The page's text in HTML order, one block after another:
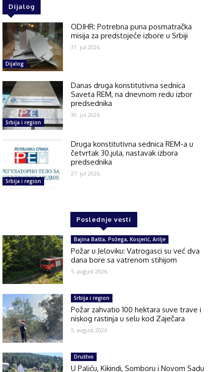
Dijalog
Dijalog
ODIHR: Potrebna puna posmatračka
misija za predstojeće izbore u Srbiji
31. jul 2026.
Srbija i region
Danas druga konstitutivna sednica
Saveta REM, na dnevnom redu izbor
predsednika
30. jul 2026.
Srbija i region
Druga konstitutivna sednica REM-a u
četvrtak 30.jula, nastavak izbora
predsednika
27. jul 2026.
Poslednje vesti
Bajina Bašta, Požega, Kosjerić, Arilje
Požar u Jeloviku: Vatrogasci su već dva
dana bore sa vatrenom stihijom
5. avgust 2026.
Srbija i region
Požar zahvatio 100 hektara suve trave i
niskog rastinja u selu kod Zaječara
5. avgust 2026.
Društvo
U Paliću, Kikindi, Somboru i Novom Sadu